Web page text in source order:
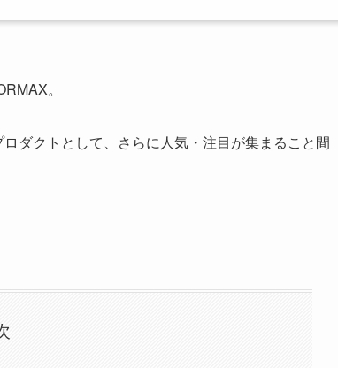
。
ダクトとして、さらに人気・注目が集まること間